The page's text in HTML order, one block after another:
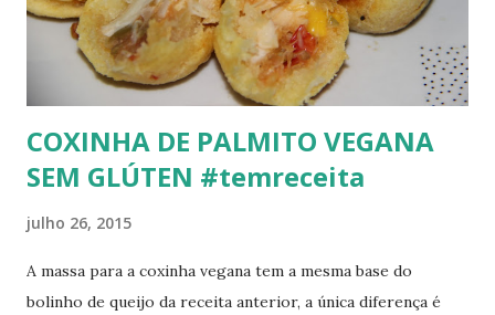
COXINHA DE PALMITO VEGANA
SEM GLÚTEN #temreceita
julho 26, 2015
A massa para a coxinha vegana tem a mesma base do
bolinho de queijo da receita anterior, a única diferença é